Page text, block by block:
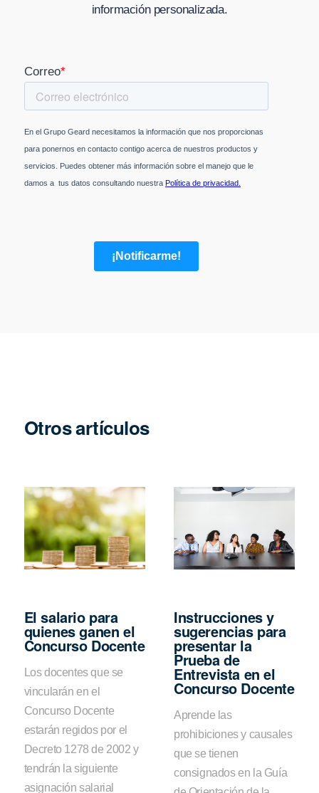
información personalizada.
Otros artículos
El salario para
quienes ganen el
Concurso Docente
Los docentes que se
vincularán en el
Concurso Docente
estarán regidos por el
Decreto 1278 de 2002 y
tendrán la siguiente
asignación salarial
Instrucciones y
sugerencias para
presentar la
Prueba de
Entrevista en el
Concurso Docente
Aprende las
prohibiciones y causales
que se tienen
consignados en la Guía